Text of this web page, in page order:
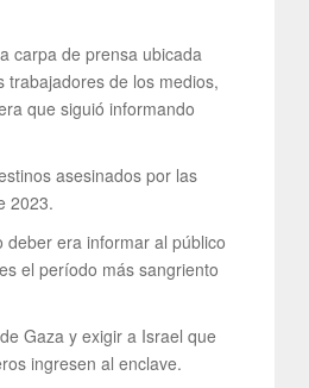
carpa de prensa ubicada
trabajadores de los medios,
que siguió informando
asesinados por las
2023.
deber era informar al público
el período más sangriento
Gaza y exigir a Israel que
ingresen al enclave.